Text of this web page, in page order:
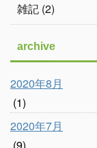
雑記 (2)
archive
2020年8月
(1)
2020年7月